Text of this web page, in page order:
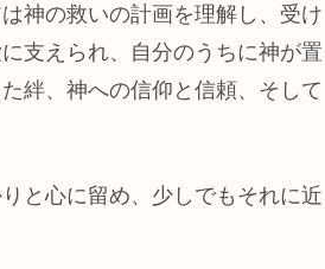
神の救いの計画を理解し、受け
支えられ、自分のうちに神が置
絆、神への信仰と信頼、そして
と心に留め、少しでもそれに近